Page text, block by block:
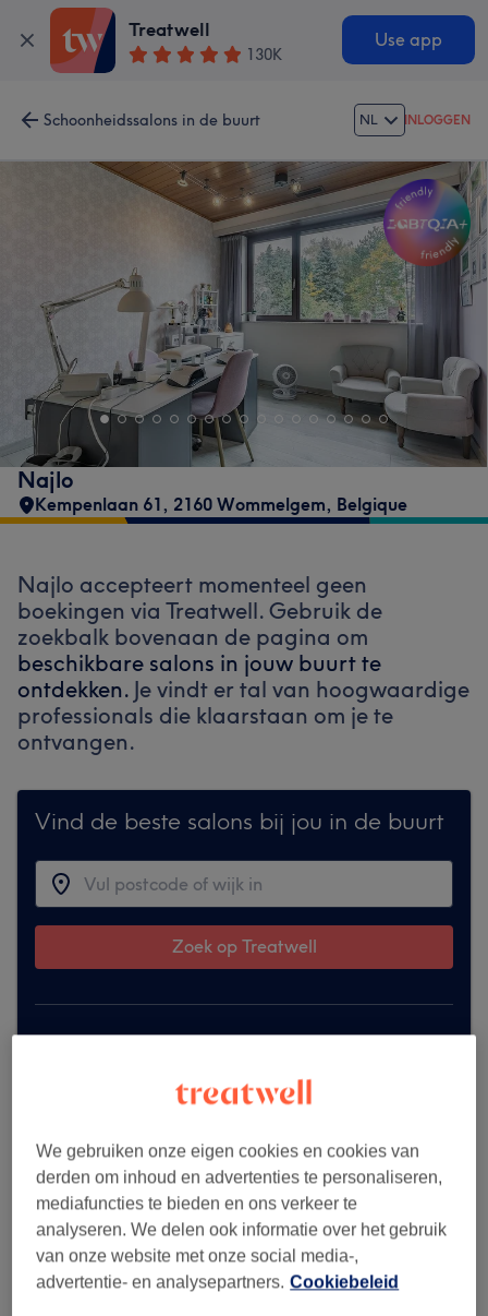
Treatwell
130K
Use app
Schoonheidssalons in de buurt NL INLOGGEN
Najlo
Kempenlaan 61, 2160 Wommelgem, Belgique
Najlo accepteert momenteel geen
boekingen via Treatwell. Gebruik de
zoekbalk bovenaan de pagina om
beschikbare salons in jouw buurt te
ontdekken. Je vindt er tal van hoogwaardige
professionals die klaarstaan om je te
ontvangen.
Vind de beste salons bij jou in de buurt
Zoek op Treatwell
We gebruiken onze eigen cookies en cookies van
derden om inhoud en advertenties te personaliseren,
mediafuncties te bieden en ons verkeer te
analyseren. We delen ook informatie over het gebruik
van onze website met onze social media-,
advertentie- en analysepartners. Cookiebeleid